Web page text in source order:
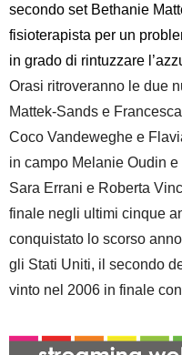
secondo set Bethanie
fisioterapista per un
in grado di rintuzzare
Orasi ritroveranno le due
Mattek-Sands e
Coco Vandeweghe e
in campo Melanie Oudin
Sara Errani e Roberta
finale negli ultimi cinque
conquistato lo scorso
gli Stati Uniti, il secondo
vinto nel 2006 in finale